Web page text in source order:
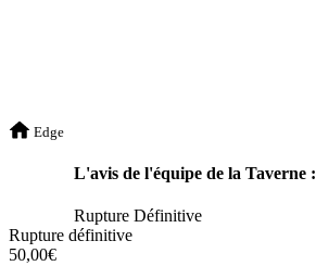
Edge
L'avis de l'équipe de la Taverne :
Rupture Définitive
Rupture définitive
50,00€